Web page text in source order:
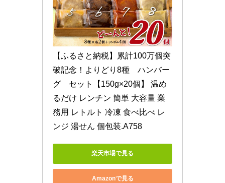
【ふるさと納税】累計100万個突
破記念！よりどり8種　ハンバー
グ　セット【150g×20個】 温め
るだけ レンチン 簡単 大容量 業
務用 レトルト 冷凍 食べ比べ レ
ンジ 湯せん 個包装.A758
楽天市場で見る
Amazonで見る